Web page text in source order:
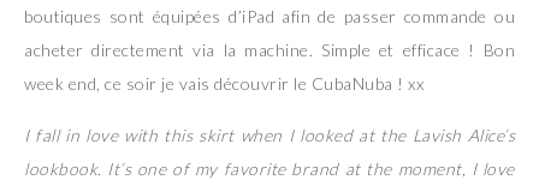
boutiques sont équipées d’iPad afin de passer commande ou
acheter directement via la machine. Simple et efficace ! Bon
week end, ce soir je vais découvrir le CubaNuba ! xx
I fall in love with this skirt when I looked at the Lavish Alice’s
lookbook. It’s one of my favorite brand at the moment, I love